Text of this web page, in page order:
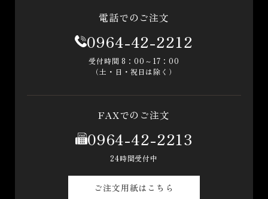
電話でのご注文
0964-42-2212
受付時間 8：00～17：00
（土・日・祝日は除く）
FAXでのご注文
0964-42-2213
24時間受付中
ご注文用紙はこちら